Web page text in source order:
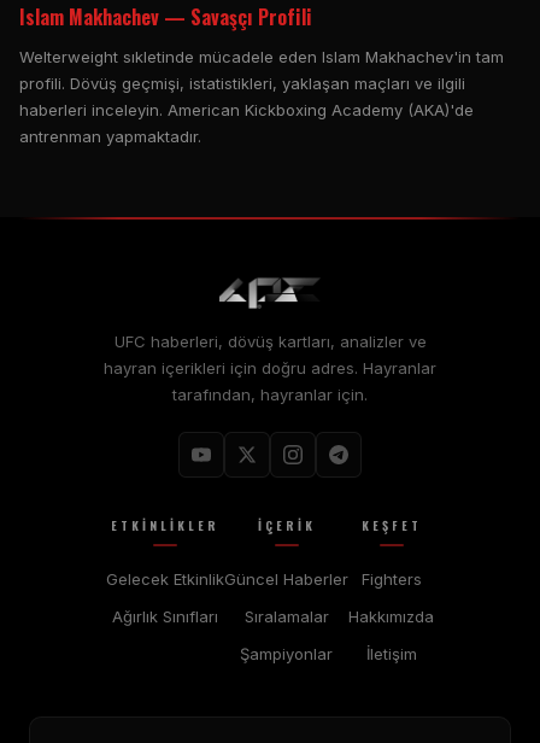
Islam Makhachev — Savaşçı Profili
Welterweight sıkletinde mücadele eden Islam Makhachev'in tam
profili. Dövüş geçmişi, istatistikleri, yaklaşan maçları ve ilgili
haberleri inceleyin. American Kickboxing Academy (AKA)'de
antrenman yapmaktadır.
UFC haberleri, dövüş kartları, analizler ve
hayran içerikleri için doğru adres. Hayranlar
tarafından, hayranlar için.
ETKINLIKLER
Gelecek Etkinlik
Ağırlık Sınıfları
İÇERIK
Güncel Haberler
Sıralamalar
Şampiyonlar
KEŞFET
Fighters
Hakkımızda
İletişim